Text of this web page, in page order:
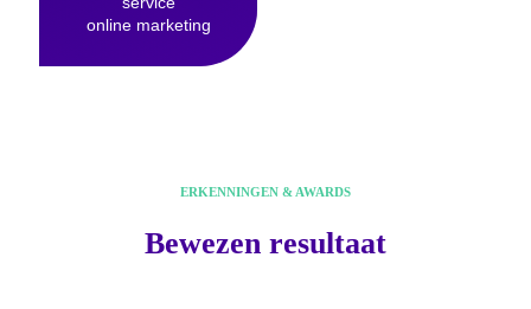
online marketing
ERKENNINGEN & AWARDS
Bewezen resultaat